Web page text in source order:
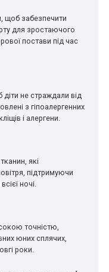
щоб забезпечити
для зростаючого
постави під час
не страждали від
з гіпоалергенних
і алергени.
які
підтримуючи
ночі.
точністю,
юних сплячих,
роки.